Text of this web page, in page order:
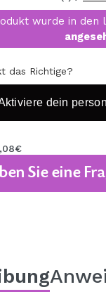
wurde in den
das Richtige?
dein
Sie eine